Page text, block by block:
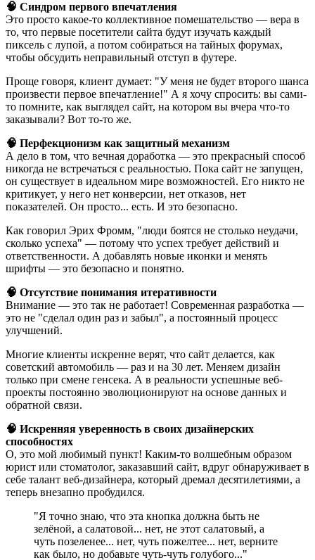
🧠 Синдром первого впечатления
Это просто какое-то коллективное помешательство — вера в
то, что первые посетители сайта будут изучать каждый
пиксель с лупой, а потом собираться на тайных форумах,
чтобы обсудить неправильный отступ в футере.
Проще говоря, клиент думает: "У меня не будет второго шанса
произвести первое впечатление!" А я хочу спросить: вы сами-
то помните, как выглядел сайт, на котором вы вчера что-то
заказывали? Вот то-то же.
🧠 Перфекционизм как защитный механизм
А дело в том, что вечная доработка — это прекрасный способ
никогда не встречаться с реальностью. Пока сайт не запущен,
он существует в идеальном мире возможностей. Его никто не
критикует, у него нет конверсии, нет отказов, нет
показателей. Он просто... есть. И это безопасно.
Как говорил Эрих Фромм, "люди боятся не столько неудачи,
сколько успеха" — потому что успех требует действий и
ответственности. А добавлять новые иконки и менять
шрифты — это безопасно и понятно.
🧠 Отсутствие понимания итеративности
Внимание — это так не работает! Современная разработка —
это не "сделал один раз и забыл", а постоянный процесс
улучшений.
Многие клиенты искренне верят, что сайт делается, как
советский автомобиль — раз и на 30 лет. Меняем дизайн
только при смене генсека. А в реальности успешные веб-
проекты постоянно эволюционируют на основе данных и
обратной связи.
🧠 Искренняя уверенность в своих дизайнерских
способностях
О, это мой любимый пункт! Каким-то волшебным образом
юрист или стоматолог, заказавший сайт, вдруг обнаруживает в
себе талант веб-дизайнера, который дремал десятилетиями, а
теперь внезапно пробудился.
"Я точно знаю, что эта кнопка должна быть не
зелёной, а салатовой... нет, не этот салатовый, а
чуть позеленее... нет, чуть пожелтее... нет, верните
как было, но добавьте чуть-чуть голубого..."